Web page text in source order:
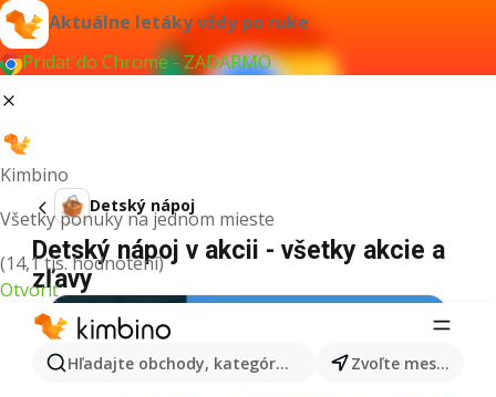
Aktuálne letáky vždy po ruke
Pridať do Chrome - ZADARMO
Kimbino
Všetky ponuky na jednom mieste
(14,1 tis. hodnotení)
Otvoriť
Hľadajte obchody, kategórie, produkty... Zvoľte mesto
Detský nápoj
Detský nápoj v akcii - všetky akcie a
zľavy